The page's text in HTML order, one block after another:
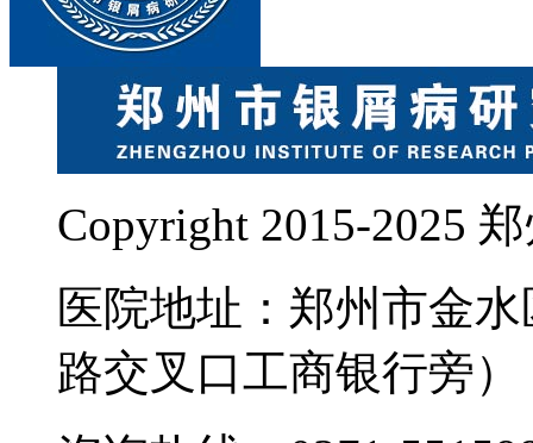
Copyright 2015-2025
医院地址：郑州市金
路交叉口工商银行旁）